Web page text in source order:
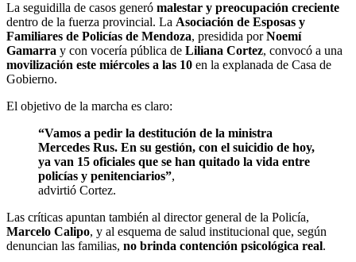
La seguidilla de casos generó malestar y preocupación creciente
dentro de la fuerza provincial. La Asociación de Esposas y
Familiares de Policías de Mendoza, presidida porNoemí
Gamarra y con vocería pública de Liliana Cortez, convocó a una
movilización este miércoles a las 10 en la explanada de Casa de
Gobierno.
El objetivo de la marcha es claro:
“Vamos a pedir la destitución de la ministra
Mercedes Rus. En su gestión, con el suicidio de hoy,
ya van 15 oficiales que se han quitado la vida entre
policías y penitenciarios”,
advirtió Cortez.
Las críticas apuntan también al director general de la Policía,
Marcelo Calipo, y al esquema de salud institucional que, según
denuncian las familias, no brinda contención psicológica real.